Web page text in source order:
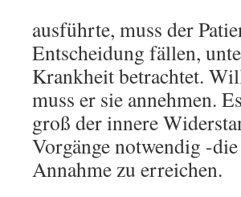
ausführte, muss der
Entscheidung fällen,
Krankheit betrachtet.
muss er sie annehmen.
groß der innere
Vorgänge notwendig -
Annahme zu erreichen.